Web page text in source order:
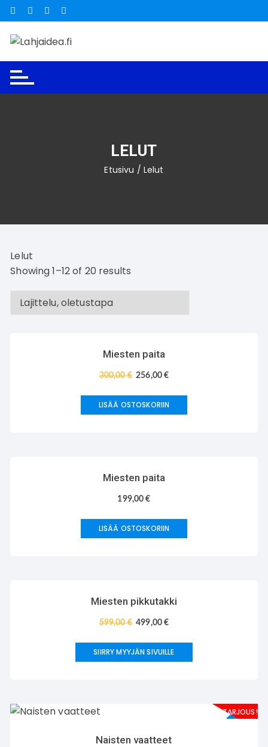
Siirry
suoraan
sisältöön
LELUT
Etusivu / Lelut
Lelut
Showing 1–12 of 20 results
Miesten paita
300,00€ 256,00€
LISÄÄ OSTOSKORIIN
Miesten paita
199,00€
LISÄÄ OSTOSKORIIN
Miesten pikkutakki
599,00€ 499,00€
SIIRRY MYYJÄN SIVUILLE
TARJOUS!
Naisten vaatteet